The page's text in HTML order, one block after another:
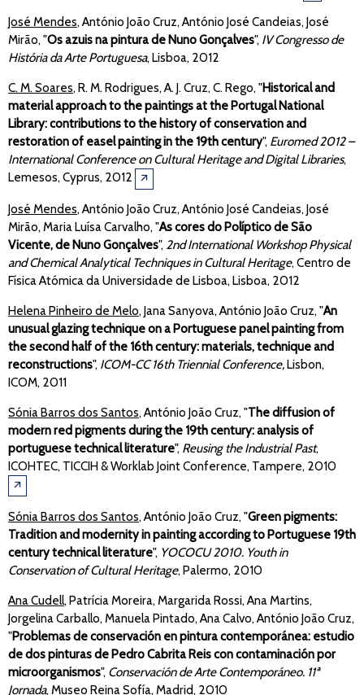
José Mendes, António João Cruz, António José Candeias, José
Mirão, "Os azuis na pintura de Nuno Gonçalves", IV Congresso de
História da Arte Portuguesa, Lisboa, 2012
C. M. Soares, R. M. Rodrigues, A. J. Cruz, C. Rego, "Historical and
material approach to the paintings at the Portugal National
Library: contributions to the history of conservation and
restoration of easel painting in the 19th century", Euromed 2012 –
International Conference on Cultural Heritage and Digital Libraries,
Lemesos, Cyprus, 2012 🡭
José Mendes, António João Cruz, António José Candeias, José
Mirão, Maria Luísa Carvalho, "As cores do Políptico de São
Vicente, de Nuno Gonçalves", 2nd International Workshop Physical
and Chemical Analytical Techniques in Cultural Heritage, Centro de
Física Atómica da Universidade de Lisboa, Lisboa, 2012
Helena Pinheiro de Melo, Jana Sanyova, António João Cruz, "An
unusual glazing technique on a Portuguese panel painting from
the second half of the 16th century: materials, technique and
reconstructions", ICOM-CC 16th Triennial Conference,Lisbon,
ICOM, 2011
Sónia Barros dos Santos, António João Cruz, "The diffusion of
modern red pigments during the 19th century: analysis of
portuguese technical literature", Reusing the Industrial Past,
ICOHTEC, TICCIH & Worklab Joint Conference, Tampere, 2010
🡭
Sónia Barros dos Santos, António João Cruz, "Green pigments:
Tradition and modernity in painting according to Portuguese 19th
century technical literature", YOCOCU 2010. Youth in
Conservation of Cultural Heritage, Palermo, 2010
Ana Cudell, Patrícia Moreira, Margarida Rossi, Ana Martins,
Jorgelina Carballo, Manuela Pintado, Ana Calvo, António João Cruz,
"Problemas de conservación en pintura contemporánea: estudio
de dos pinturas de Pedro Cabrita Reis con contaminación por
microorganismos", Conservación de Arte Contemporáneo. 11ª
Jornada, Museo Reina Sofía, Madrid, 2010